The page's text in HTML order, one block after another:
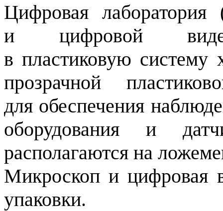
Цифровая
и цифровой
в пластиковую систему
прозрачной
для обеспечения
оборудования и
располагаются на
Микроскоп и цифровая
упаковки.